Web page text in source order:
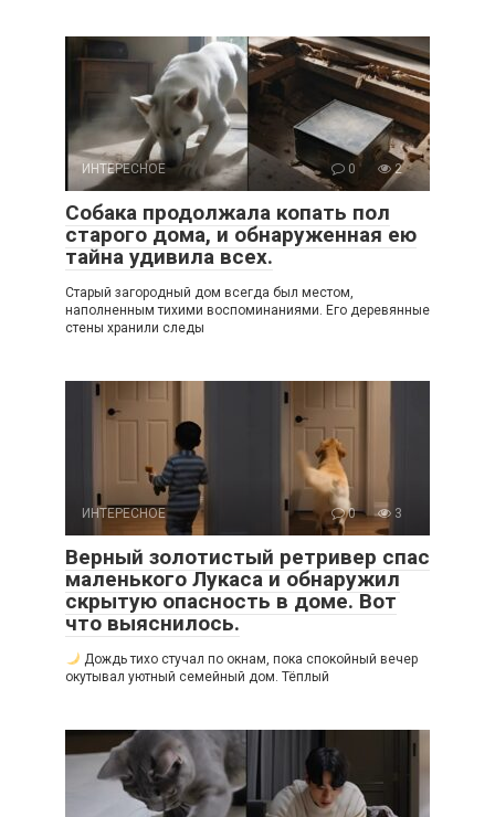
ИНТЕРЕСНОЕ 0 2
Собака продолжала копать пол
старого дома, и обнаруженная ею
тайна удивила всех.
Старый загородный дом всегда был местом,
наполненным тихими воспоминаниями. Его деревянные
стены хранили следы
ИНТЕРЕСНОЕ 0 3
Верный золотистый ретривер спас
маленького Лукаса и обнаружил
скрытую опасность в доме. Вот
что выяснилось.
Дождь тихо стучал по окнам, пока спокойный вечер
окутывал уютный семейный дом. Тёплый